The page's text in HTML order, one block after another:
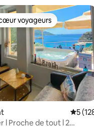
voyageurs les plus
voyageurs
5
l Proche de tout l 2